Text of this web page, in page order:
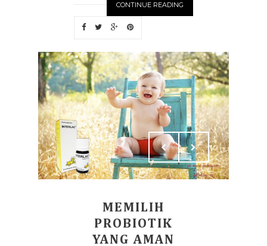
CONTINUE READING
MEMILIH
PROBIOTIK
YANG AMAN